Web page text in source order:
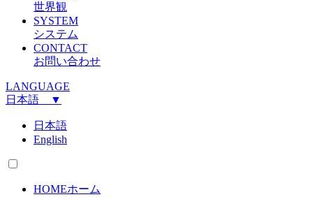
世界観
SYSTEM
システム
CONTACT
お問い合わせ
LANGUAGE
日本語 ▼
日本語
English
HOMEホーム